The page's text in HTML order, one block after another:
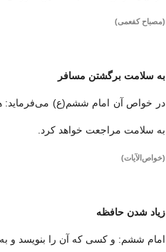
(مصباح کفعمی)
به سلامت برگشتن مسافر
در خواص آن امام ششم(ع) می‌فرماید:
به‌ سلامت مراجعت خواهد کرد.
(خواص‌الآیات)
زیاد شدن حافظه
امام ششم: و کسی که آن را بنویسد و